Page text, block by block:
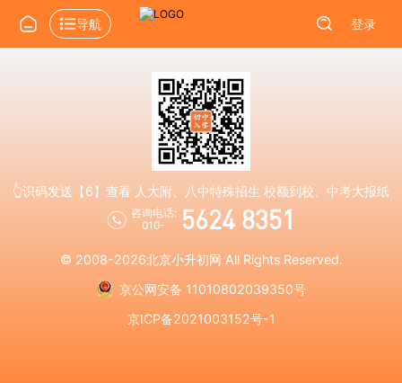
导航 登录
👆识码发送【6】查看 人大附、八中特殊招生 校额到校、中考大报纸
咨询电话:
010-
5624 8351
© 2008-2026北京小升初网 All Rights Reserved.
京公网安备 11010802039350号
京ICP备2021003152号-1